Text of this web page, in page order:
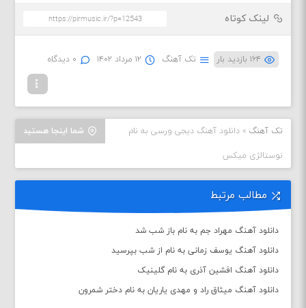
لینک کوتاه
۱۶۴ بازدید بار تک آهنگ ۱۲ مرداد ۱۴۰۲ ۰ دیدگاه
شما اینجا هستید تک آهنگ »دانلود آهنگ دیجی ورسی به نام
نوستالژی میکس
مطالب مرتبط
دانلود آهنگ مهراد جم به نام باز شب شد
دانلود آهنگ یوسف زمانی به نام از شب بپرسید
دانلود آهنگ افشین آذری به نام گلینیک
دانلود آهنگ میثاق راد و مهدی یاریان به نام دختر شمرون